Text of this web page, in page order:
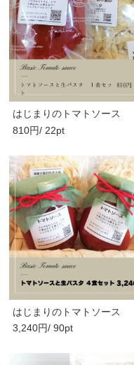
はじまりのトマトソース
［Basic］トマト..
810円/ 22pt
はじまりのトマトソース
［Basic］トマト..
3,240円/ 90pt